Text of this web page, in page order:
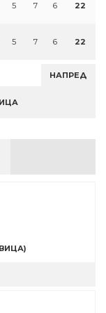
5 7 6 22
5 7 6 22
НАПРЕД